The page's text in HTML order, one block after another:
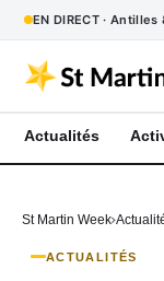
EN DIRECT ·
Actualités
St Martin Week
ACTUALITÉS